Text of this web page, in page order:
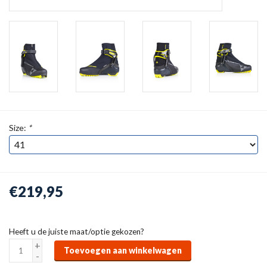
Size: *
€219,95
Heeft u de juiste maat/optie gekozen?
+
-
Toevoegen aan winkelwagen